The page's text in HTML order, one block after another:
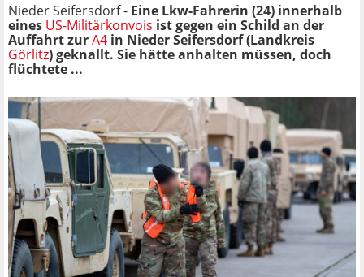
Nieder Seifersdorf - Eine Lkw-Fahrerin (24) innerhalb
eines US-Militärkonvois ist gegen ein Schild an der
Auffahrt zurA4 in Nieder Seifersdorf (Landkreis
Görlitz) geknallt. Sie hätte anhalten müssen, doch
flüchtete ...